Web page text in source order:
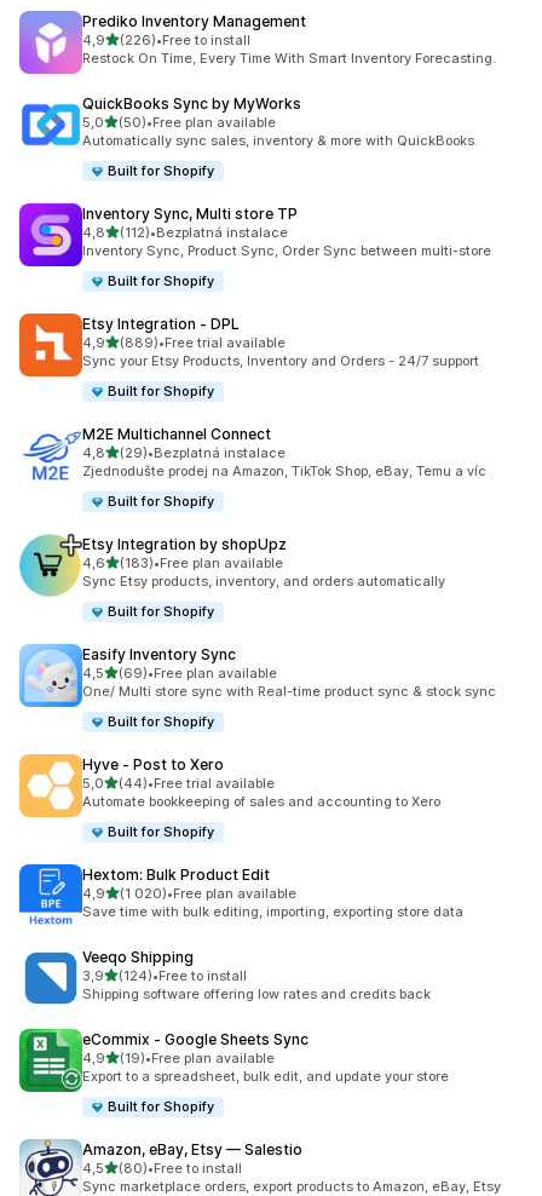
Prediko Inventory Management
4,9z 5 hvězd
(226)
Celkový počet recenzí: 226
•Free to install
Restock On Time, Every Time With Smart Inventory Forecasting.
QuickBooks Sync by MyWorks
5,0z 5 hvězd
(50)
Celkový počet recenzí: 50
•Free plan available
Automatically sync sales, inventory & more with QuickBooks.
Built for Shopify
Inventory Sync, Multi store TP
4,8z 5 hvězd
(112)
Celkový počet recenzí: 112
•Bezplatná instalace
Inventory Sync, Product Sync, Order Sync between multi-store
Built for Shopify
Etsy Integration ‑ DPL
4,9z 5 hvězd
(889)
Celkový počet recenzí: 889
•Free trial available
Sync your Etsy Products, Inventory and Orders - 24/7 support
Built for Shopify
M2E Multichannel Connect
4,8z 5 hvězd
(29)
Celkový počet recenzí: 29
•Bezplatná instalace
Zjednodušte prodej na Amazon, TikTok Shop, eBay, Temu a víc
Built for Shopify
Etsy Integration by shopUpz
4,6z 5 hvězd
(183)
Celkový počet recenzí: 183
•Free plan available
Sync Etsy products, inventory, and orders automatically
Built for Shopify
Easify Inventory Sync
4,5z 5 hvězd
(69)
Celkový počet recenzí: 69
•Free plan available
One/ Multi store sync with Real-time product sync & stock sync
Built for Shopify
Hyve ‑ Post to Xero
5,0z 5 hvězd
(44)
Celkový počet recenzí: 44
•Free trial available
Automate bookkeeping of sales and accounting to Xero
Built for Shopify
Hextom: Bulk Product Edit
4,9z 5 hvězd
(1 020)
Celkový počet recenzí: 1020
•Free plan available
Save time with bulk editing, importing, exporting store data
Veeqo Shipping
3,9z 5 hvězd
(124)
Celkový počet recenzí: 124
•Free to install
Shipping software offering low rates and credits back
eCommix ‑ Google Sheets Sync
4,9z 5 hvězd
(19)
Celkový počet recenzí: 19
•Free plan available
Export to a spreadsheet, bulk edit, and update your store
Built for Shopify
Amazon, eBay, Etsy — Salestio
4,5z 5 hvězd
(80)
Celkový počet recenzí: 80
•Free to install
Sync marketplace orders, export products to Amazon, eBay, Etsy